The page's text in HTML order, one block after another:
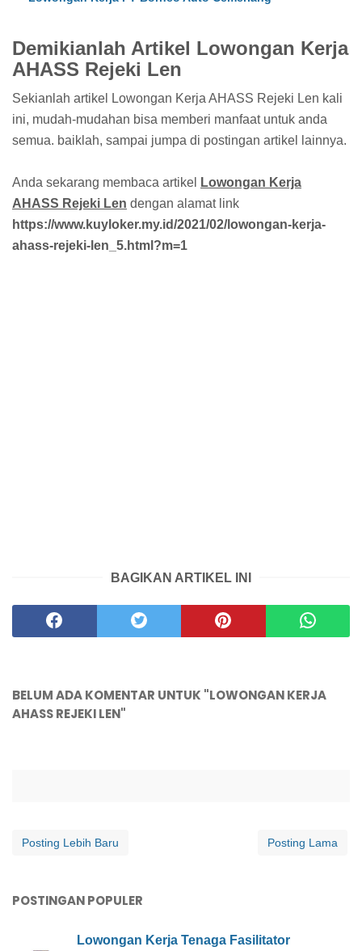
Demikianlah Artikel Lowongan Kerja
AHASS Rejeki Len
Sekianlah artikel Lowongan Kerja AHASS Rejeki Len kali
ini, mudah-mudahan bisa memberi manfaat untuk anda
semua. baiklah, sampai jumpa di postingan artikel lainnya.
Anda sekarang membaca artikel
Lowongan Kerja
AHASS Rejeki Len dengan alamat link
https://www.kuyloker.my.id/2021/02/lowongan-kerja-
ahass-rejeki-len_5.html?m=1
BAGIKAN ARTIKEL INI
BELUM ADA KOMENTAR UNTUK "LOWONGAN KERJA
AHASS REJEKI LEN"
Posting Lebih Baru Posting Lama
POSTINGAN POPULER
Lowongan Kerja Tenaga Fasilitator